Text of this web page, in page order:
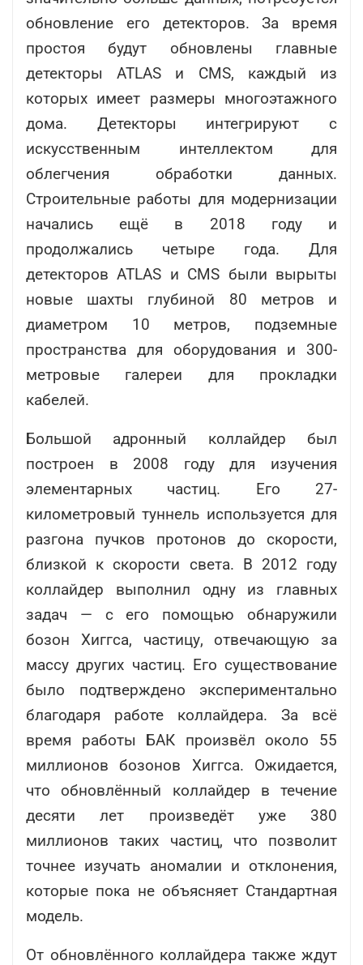
обновление его детекторов. За время
простоя будут обновлены главные
детекторы ATLAS и CMS, каждый из
которых имеет размеры многоэтажного
дома. Детекторы интегрируют с
искусственным интеллектом для
облегчения обработки данных.
Строительные работы для модернизации
начались ещё в 2018 году и
продолжались четыре года. Для
детекторов ATLAS и CMS были вырыты
новые шахты глубиной 80 метров и
диаметром 10 метров, подземные
пространства для оборудования и 300-
метровые галереи для прокладки
кабелей.
Большой адронный коллайдер был
построен в 2008 году для изучения
элементарных частиц. Его 27-
километровый туннель используется для
разгона пучков протонов до скорости,
близкой к скорости света. В 2012 году
коллайдер выполнил одну из главных
задач — с его помощью обнаружили
бозон Хиггса, частицу, отвечающую за
массу других частиц. Его существование
было подтверждено экспериментально
благодаря работе коллайдера. За всё
время работы БАК произвёл около 55
миллионов бозонов Хиггса. Ожидается,
что обновлённый коллайдер в течение
десяти лет произведёт уже 380
миллионов таких частиц, что позволит
точнее изучать аномалии и отклонения,
которые пока не объясняет Стандартная
модель.
От обновлённого коллайдера также ждут